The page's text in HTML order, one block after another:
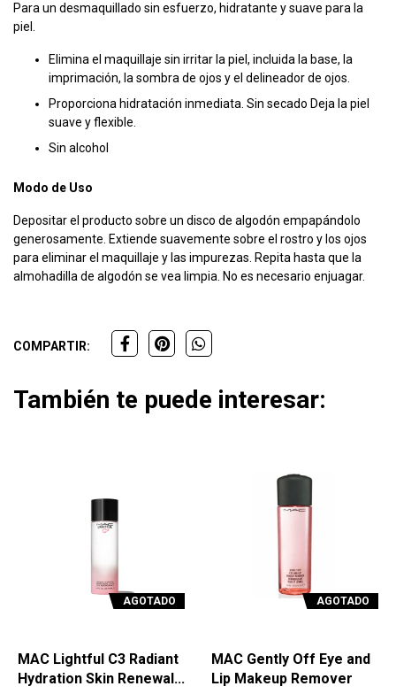
Para un desmaquillado sin esfuerzo, hidratante y suave para la
piel.
Elimina el maquillaje sin irritar la piel, incluida la base, la
imprimación, la sombra de ojos y el delineador de ojos.
Proporciona hidratación inmediata. Sin secado Deja la piel
suave y flexible.
Sin alcohol
Modo de Uso
Depositar el producto sobre un disco de algodón empapándolo
generosamente. Extiende suavemente sobre el rostro y los ojos
para eliminar el maquillaje y las impurezas. Repita hasta que la
almohadilla de algodón se vea limpia. No es necesario enjuagar.
COMPARTIR:
También te puede interesar:
AGOTADO
MAC Lightful C3 Radiant
Hydration Skin Renewal...
AGOTADO
MAC Gently Off Eye and
Lip Makeup Remover